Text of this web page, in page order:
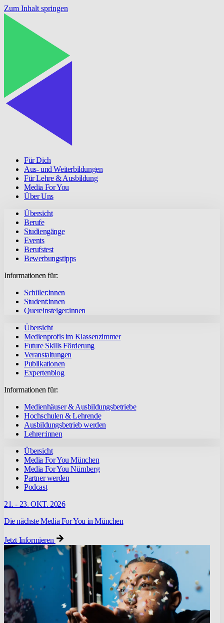
Zum Inhalt springen
Für Dich
Aus- und Weiterbildungen
Für Lehre & Ausbildung
Media For You
Über Uns
Übersicht
Berufe
Studiengänge
Events
Berufstest
Bewerbungstipps
Informationen für:
Schüler:innen
Student:innen
Quereinsteiger:innen
Übersicht
Medienprofis im Klassenzimmer
Future Skills Förderung
Veranstaltungen
Publikationen
Expertenblog
Informationen für:
Medienhäuser & Ausbildungsbetriebe
Hochschulen & Lehrende
Ausbildungsbetrieb werden
Lehrer:innen
Übersicht
Media For You München
Media For You Nürnberg
Partner werden
Podcast
21. - 23. OKT. 2026
Die nächste Media For You in München
Jetzt Informieren